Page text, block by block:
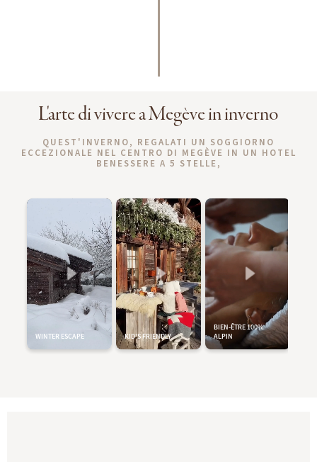
L'arte di vivere a Megève in inverno
QUEST'INVERNO, REGALATI UN SOGGIORNO
ECCEZIONALE NEL CENTRO DI MEGÈVE IN UN HOTEL
BENESSERE A 5 STELLE,